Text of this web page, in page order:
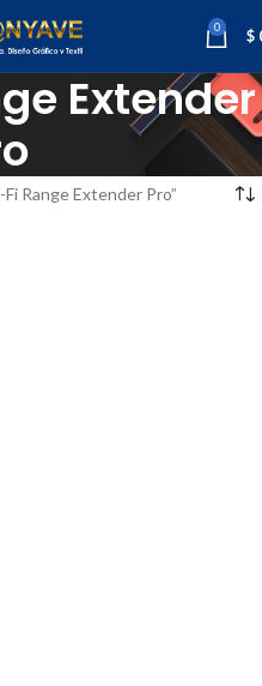
0 $
Extender
Range Extender Pro”